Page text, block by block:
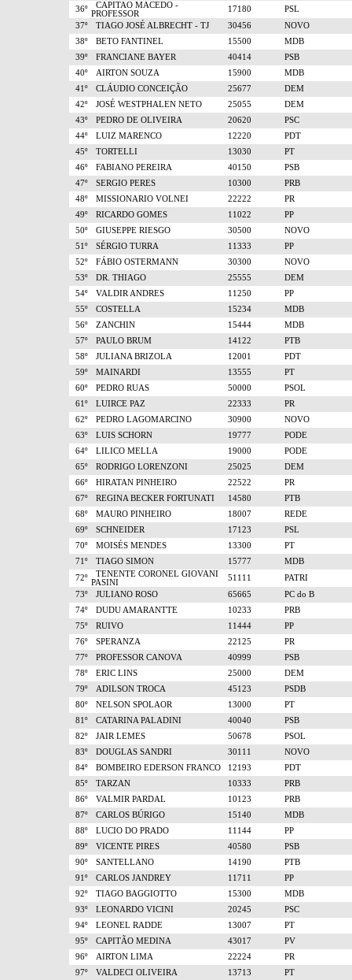
36º
CAPITAO MACEDO -
PROFESSOR
17180
PSL
37º
TIAGO JOSÉ ALBRECHT - TJ 30456
NOVO
38º
BETO FANTINEL 15500
MDB
39º
FRANCIANE BAYER 40414
PSB
40º
AIRTON SOUZA 15900
MDB
41º
CLÁUDIO CONCEIÇÃO 25677
DEM
42º
JOSÉ WESTPHALEN NETO 25055
DEM
43º
PEDRO DE OLIVEIRA 20620
PSC
44º
LUIZ MARENCO 12220
PDT
45º
TORTELLI 13030
PT
46º
FABIANO PEREIRA 40150
PSB
47º
SERGIO PERES 10300
PRB
48º
MISSIONARIO VOLNEI 22222
PR
49º
RICARDO GOMES 11022
PP
50º
GIUSEPPE RIESGO 30500
NOVO
51º
SÉRGIO TURRA 11333
PP
52º
FÁBIO OSTERMANN 30300
NOVO
53º
DR. THIAGO 25555
DEM
54º
VALDIR ANDRES 11250
PP
55º
COSTELLA 15234
MDB
56º
ZANCHIN 15444
MDB
57º
PAULO BRUM 14122
PTB
58º
JULIANA BRIZOLA 12001
PDT
59º
MAINARDI 13555
PT
60º
PEDRO RUAS 50000
PSOL
61º
LUIRCE PAZ 22333
PR
62º
PEDRO LAGOMARCINO 30900
NOVO
63º
LUIS SCHORN 19777
PODE
64º
LILICO MELLA 19000
PODE
65º
RODRIGO LORENZONI 25025
DEM
66º
HIRATAN PINHEIRO 22522
PR
67º
REGINA BECKER FORTUNATI 14580
PTB
68º
MAURO PINHEIRO 18007
REDE
69º
SCHNEIDER 17123
PSL
70º
MOISÉS MENDES 13300
PT
71º
TIAGO SIMON 15777
MDB
72º
TENENTE CORONEL GIOVANI
PASINI
51111
PATRI
73º
JULIANO ROSO 65665
PC do B
74º
DUDU AMARANTTE 10233
PRB
75º
RUIVO 11444
PP
76º
SPERANZA 22125
PR
77º
PROFESSOR CANOVA 40999
PSB
78º
ERIC LINS 25000
DEM
79º
ADILSON TROCA 45123
PSDB
80º
NELSON SPOLAOR 13000
PT
81º
CATARINA PALADINI 40040
PSB
82º
JAIR LEMES 50678
PSOL
83º
DOUGLAS SANDRI 30111
NOVO
84º
BOMBEIRO EDERSON FRANCO 12193
PDT
85º
TARZAN 10333
PRB
86º
VALMIR PARDAL 10123
PRB
87º
CARLOS BÚRIGO 15140
MDB
88º
LUCIO DO PRADO 11144
PP
89º
VICENTE PIRES 40580
PSB
90º
SANTELLANO 14190
PTB
91º
CARLOS JANDREY 11711
PP
92º
TIAGO BAGGIOTTO 15300
MDB
93º
LEONARDO VICINI 20245
PSC
94º
LEONEL RADDE 13007
PT
95º
CAPITÃO MEDINA 43017
PV
96º
AIRTON LIMA 22224
PR
97º
VALDECI OLIVEIRA 13713 PT